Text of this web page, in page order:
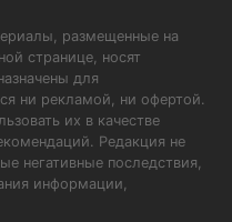
размещенные на
странице, носят
для
ни рекламой, ни офертой.
их в качестве
Редакция не
негативные последствия,
информации,